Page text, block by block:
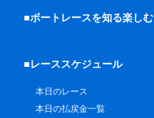
■ボートレースを知る楽しむ
■レーススケジュール
本日のレース
本日の払戻金一覧